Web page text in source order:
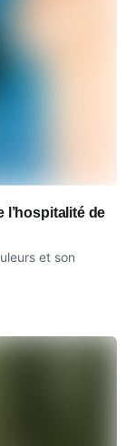
l’hospitalité de
et son